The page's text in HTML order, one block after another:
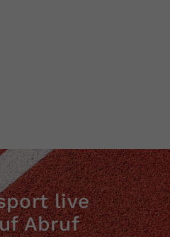
live
Abruf